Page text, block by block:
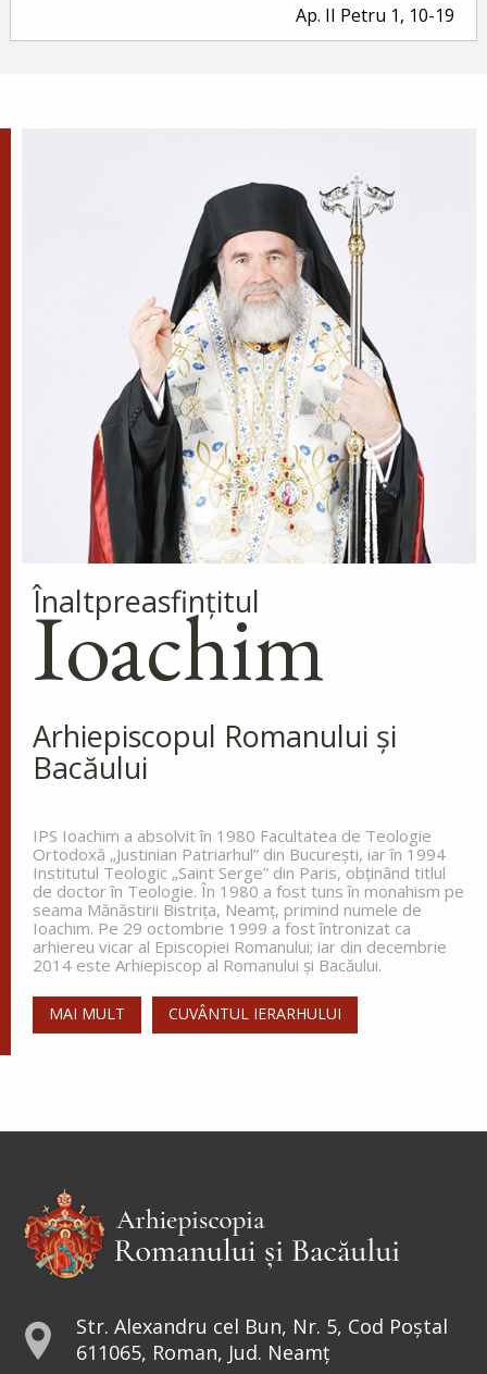
Ap. II Petru 1, 10-19
Ev. Matei 17, 1-9
doxologia.ro
Preia articolele Doxologia în site-ul tău!
Înaltpreasfinţitul
Ioachim
Arhiepiscopul Romanului și
Bacăului
IPS Ioachim a absolvit în 1980 Facultatea de Teologie
Ortodoxă „Justinian Patriarhul” din Bucureşti, iar în 1994
Institutul Teologic „Saint Serge” din Paris, obţinând titlul
de doctor în Teologie. În 1980 a fost tuns în monahism pe
seama Mănăstirii Bistriţa, Neamţ, primind numele de
Ioachim. Pe 29 octombrie 1999 a fost întronizat ca
arhiereu vicar al Episcopiei Romanului; iar din decembrie
2014 este Arhiepiscop al Romanului și Bacăului.
MAI MULT CUVÂNTUL IERARHULUI
Str. Alexandru cel Bun, Nr. 5, Cod Poștal
611065, Roman, Jud. Neamț